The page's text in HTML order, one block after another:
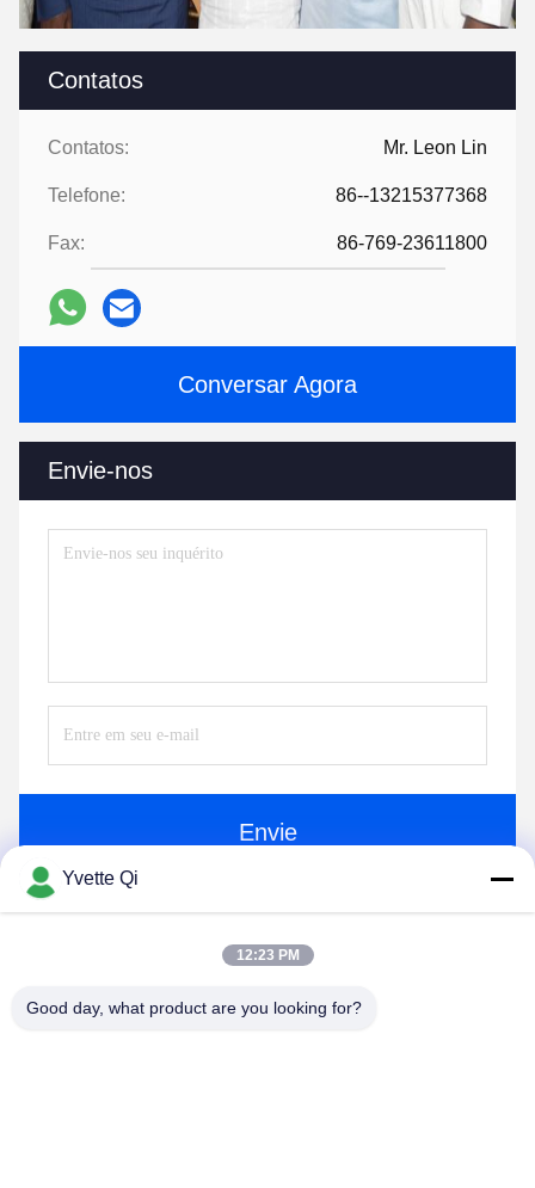
Contatos
Contatos: Mr. Leon Lin
Telefone: 86--13215377368
Fax: 86-769-23611800
Conversar Agora
Envie-nos
Envie
GUANGDONG SHANAN TECHNOLOGY
Yvette Qi
12:23 PM
Good day, what product are you looking for?